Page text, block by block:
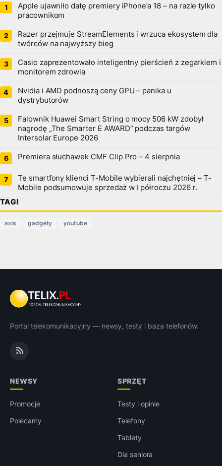
Apple ujawniło datę premiery iPhone’a 18 – na razie tylko
pracownikom
Razer przejmuje StreamElements i wrzuca ekosystem dla
twórców na najwyższy bieg
Casio zaprezentowało inteligentny pierścień z zegarkiem i
monitorem zdrowia
Nvidia i AMD podnoszą ceny GPU – panika u
dystrybutorów
Falownik Huawei Smart String o mocy 506 kW zdobył
nagrodę „The Smarter E AWARD” podczas targów
Intersolar Europe 2026
Premiera słuchawek CMF Clip Pro – 4 sierpnia
Te smartfony klienci T-Mobile wybierali najchętniej – T-
Mobile podsumowuje sprzedaż w I półroczu 2026 r.
TAGI
axis gadgety youtube
Portal telekomunikacyjny — newsy, testy i baza telefonów.
NEWSY
Promocje
Polecamy
SPRZĘT
Testy i opinie
Telefony
Tablety
Dla seniora